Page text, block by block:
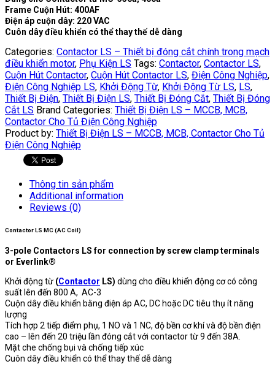
Frame Cuộn Hút: 400AF
Điện áp cuộn dây: 220 VAC
Cuôn dây điều khiển có thể thay thế dễ dàng
Categories: Contactor LS – Thiết bị đóng cắt chính trong mạch
điều khiển motor, Phụ Kiện LS Tags: Contactor, Contactor LS,
Cuộn Hút Contactor, Cuộn Hút Contactor LS, Điện Công Nghiệp,
Điện Công Nghiệp LS, Khởi Động Từ, Khởi Động Từ LS, LS,
Thiết Bị Điện, Thiết Bị Điện LS, Thiết Bị Đóng Cắt, Thiết Bị Đóng
Cắt LS Brand Categories: Thiết Bị Điện LS – MCCB, MCB,
Contactor Cho Tủ Điện Công Nghiệp
Product by: Thiết Bị Điện LS – MCCB, MCB, Contactor Cho Tủ
Điện Công Nghiệp
Thông tin sản phẩm
Additional information
Reviews (0)
Contactor LS MC (AC Coil)
3-pole Contactors LS for connection by screw clamp terminals
or Everlink®
Khởi động từ (Contactor LS) dùng cho điều khiển động cơ có công
suất lên đến 800 A, AC-3
Cuộn dây điều khiển bằng điện áp AC, DC hoặc DC tiêu thụ ít năng
lượng
Tích hợp 2 tiếp điểm phụ, 1 NO và 1 NC, độ bền cơ khí và độ bền điện
cao – lên đến 20 triệu lần đóng cắt với contactor từ 9 đến 38A.
Mặt che chống bụi và chống tiếp xúc
Cuôn dây điều khiển có thể thay thế dễ dàng